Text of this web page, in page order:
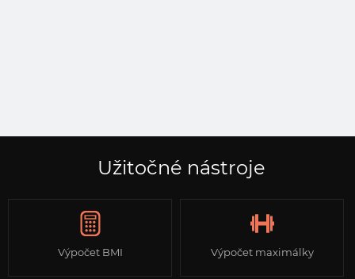
Užitočné nástroje
Výpočet BMI Výpočet maximálky